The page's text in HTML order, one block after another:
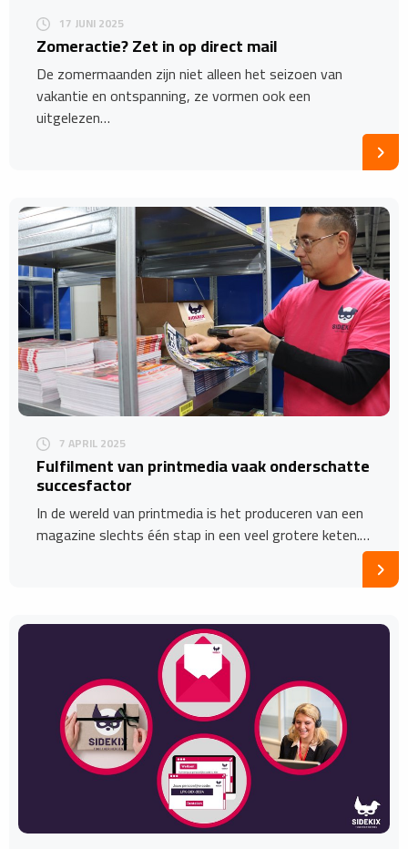
17 JUNI 2025
Zomeractie? Zet in op direct mail
De zomermaanden zijn niet alleen het seizoen van
vakantie en ontspanning, ze vormen ook een
uitgelezen…
7 APRIL 2025
Fulfilment van printmedia vaak onderschatte
succesfactor
In de wereld van printmedia is het produceren van een
magazine slechts één stap in een veel grotere keten.…